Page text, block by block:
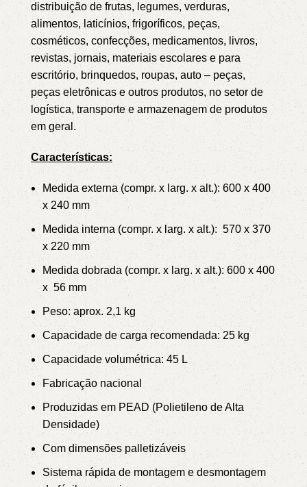
distribuição de frutas, legumes, verduras,
alimentos, laticínios, frigoríficos, peças,
cosméticos, confecções, medicamentos, livros,
revistas, jornais, materiais escolares e para
escritório, brinquedos, roupas, auto – peças,
peças eletrônicas e outros produtos, no setor de
logística, transporte e armazenagem de produtos
em geral.
Características:
Medida externa (compr. x larg. x alt.): 600 x 400
x 240 mm
Medida interna (compr. x larg. x alt.): 570 x 370
x 220 mm
Medida dobrada (compr. x larg. x alt.): 600 x 400
x 56 mm
Peso: aprox. 2,1 kg
Capacidade de carga recomendada: 25 kg
Capacidade volumétrica: 45 L
Fabricação nacional
Produzidas em PEAD (Polietileno de Alta
Densidade)
Com dimensões palletizáveis
Sistema rápida de montagem e desmontagem